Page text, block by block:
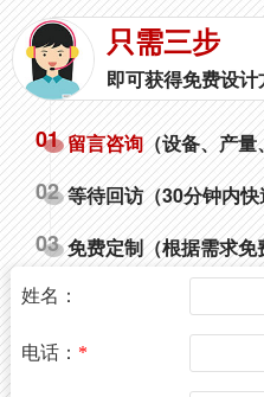
只需三步
即可获得免费设计
01 留言咨询（设备、产量
02 等待回访（30分钟内
03 免费定制（根据需求免
姓名：
电话： *
双工位定量包装机要多钱？
2021-4-13 20:32:18
内蒙古孔总
玉米定量包装设备多少钱？
2021-4-10 15:25:16
天津刘总
棉籽可以用包装机吗？
2021-2-11 23:11:16
云南陈先生